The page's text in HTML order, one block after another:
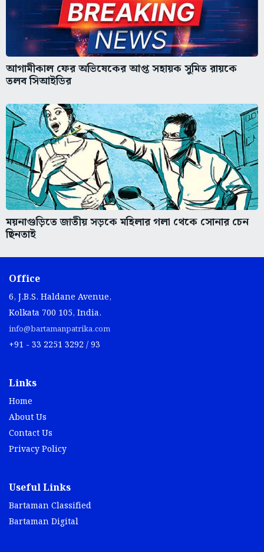
আগামীকাল ফের অভিষেকের আপ্ত সহায়ক সুমিত রায়কে
তলব সিআইডির
ময়নাগুড়িতে জাতীয় সড়কে মহিলার গলা থেকে সোনার চেন
ছিনতাই
Office
6, J.B.S. Haldane Avenue,
Kolkata 700 105, India.
info@bartamanpatrika.com
+91 - 33 2251 3292 / 93
Links
Home
About Us
Contact Us
Privacy Policy
Useful Links
Bartaman Classified
Bartaman Digital